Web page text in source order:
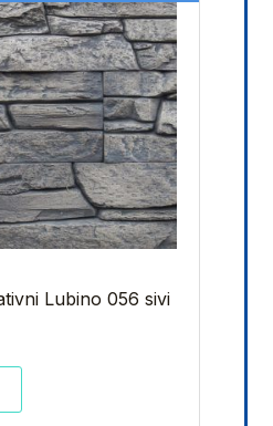
Lubino 056 sivi